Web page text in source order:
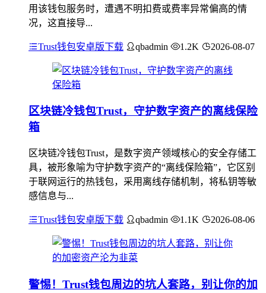
用该钱包服务时，遭遇不明扣费或费率异常偏高的情
况，这直接导...
Trust钱包安卓版下载 qbadmin 1.2K 2026-08-07
区块链冷钱包Trust，守护数字资产的离线保险
箱
区块链冷钱包Trust，是数字资产领域核心的安全存储工
具，被形象喻为守护数字资产的“离线保险箱”，它区别
于联网运行的热钱包，采用离线存储机制，将私钥等敏
感信息与...
Trust钱包安卓版下载 qbadmin 1.1K 2026-08-06
警惕！Trust钱包周边的坑人套路，别让你的加